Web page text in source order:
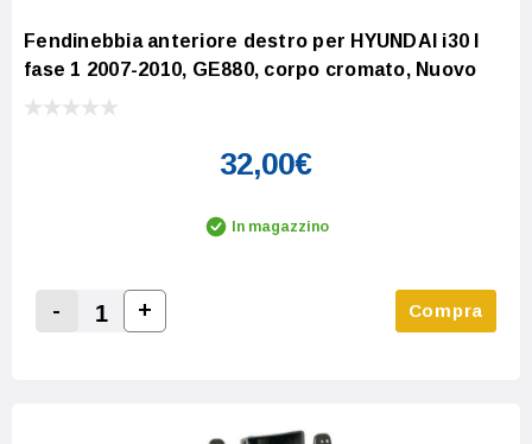
Fendinebbia anteriore destro per HYUNDAI i30 I
fase 1 2007-2010, GE880, corpo cromato, Nuovo
32,00€
In magazzino
Decrease Quantity:
-
Increase Quantity:
+ Compra